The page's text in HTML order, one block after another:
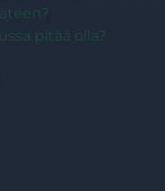
pitää olla?